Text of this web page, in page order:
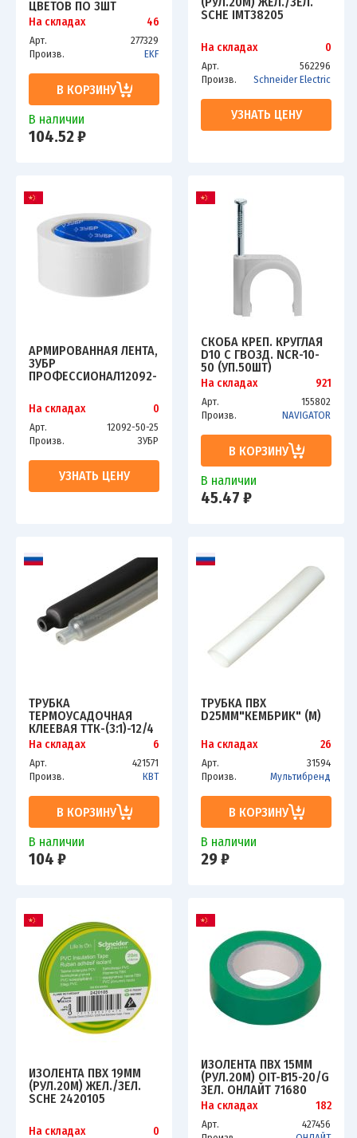
ЦВЕТОВ ПО 3ШТ
100ММ) EKF TUT-N-10
На складах 46
Арт.
277329
Произв.
EKF
В КОРЗИНУ
В наличии
104.52 ₽
SCHE IMT38205
На складах 0
Арт.
562296
Произв.
Schneider Electric
УЗНАТЬ ЦЕНУ
АРМИРОВАННАЯ ЛЕНТА,
ЗУБР
ПРОФЕССИОНАЛ12092-
УНИВЕРСАЛЬНАЯ,
ВЛАГОСТОЙКАЯ, 48ММ
Х25М, БЕЛАЯ
На складах 0
Арт.
12092-50-25
Произв.
ЗУБР
УЗНАТЬ ЦЕНУ
СКОБА КРЕП. КРУГЛАЯ
D10 С ГВОЗД. NCR-10-
50 (УП.50ШТ)
NAVIGATOR
4670004710715
На складах 921
Арт.
155802
Произв.
NAVIGATOR
В КОРЗИНУ
В наличии
45.47 ₽
ТРУБКА
ТЕРМОУСАДОЧНАЯ
КЛЕЕВАЯ ТТК-(3:1)-12/4
ПРОЗР. 1М КВТ 59686
На складах 6
Арт.
421571
Произв.
КВТ
В КОРЗИНУ
В наличии
104 ₽
ТРУБКА ПВХ
D25ММ"КЕМБРИК" (М)
На складах 26
Арт.
31594
Произв.
Мультибренд
В КОРЗИНУ
В наличии
29 ₽
ИЗОЛЕНТА ПВХ 19ММ
(РУЛ.20М) ЖЕЛ./ЗЕЛ.
SCHE 2420105
На складах 0
ИЗОЛЕНТА ПВХ 15ММ
(РУЛ.20М) OIT-B15-20/G
ЗЕЛ. ОНЛАЙТ 71680
На складах 182
Арт.
427456